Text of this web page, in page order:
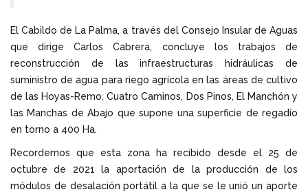
El Cabildo de La Palma, a través del Consejo Insular de Aguas
que dirige Carlos Cabrera, concluye los trabajos de
reconstrucción de las infraestructuras hidráulicas de
suministro de agua para riego agrícola en las áreas de cultivo
de las Hoyas-Remo, Cuatro Caminos, Dos Pinos, El Manchón y
las Manchas de Abajo que supone una superficie de regadío
en torno a 400 Ha.
Recordemos que esta zona ha recibido desde el 25 de
octubre de 2021 la aportación de la producción de los
módulos de desalación portátil a la que se le unió un aporte